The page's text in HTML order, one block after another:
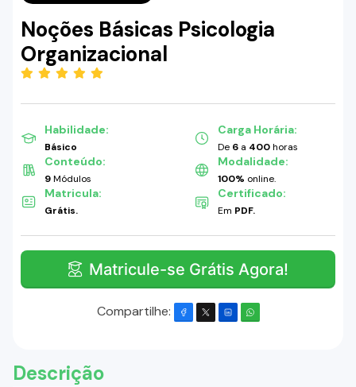
Noções Básicas Psicologia
Organizacional
Habilidade:
Básico
Carga Horária:
De 6 a 400horas
Conteúdo:
9Módulos
Modalidade:
100% online.
Matricula:
Grátis.
Certificado:
Em PDF.
Matricule-se Grátis Agora!
Compartilhe:
Descrição